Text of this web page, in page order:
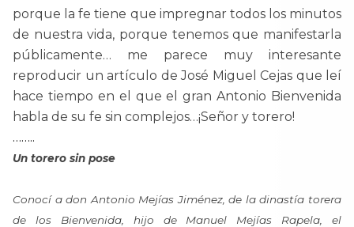
porque la fe tiene que impregnar todos los minutos
de nuestra vida, porque tenemos que manifestarla
públicamente… me parece muy interesante
reproducir un artículo de José Miguel Cejas que leí
hace tiempo en el que el gran Antonio Bienvenida
habla de su fe sin complejos…¡Señor y torero!
……..
Un torero sin pose
Conocí a don Antonio Mejías Jiménez, de la dinastía torera
de los Bienvenida, hijo de Manuel Mejías Rapela, el